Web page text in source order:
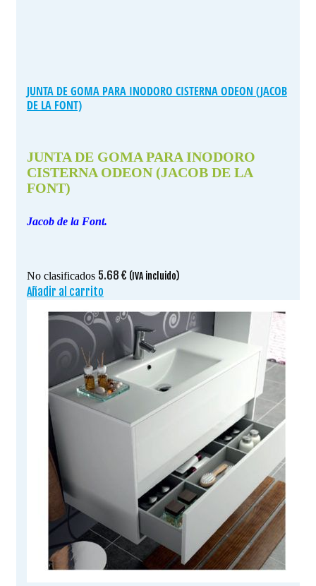
JUNTA DE GOMA PARA INODORO CISTERNA ODEON (JACOB
DE LA FONT)
JUNTA DE GOMA PARA INODORO
CISTERNA ODEON (JACOB DE LA
FONT)
Jacob de la Font.
No clasificados 5.68 € (IVA incluido)
Añadir al carrito